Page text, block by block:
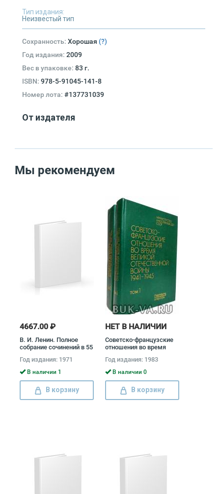
Тип издания:
Неизвестый тип
Сохранность: Хорошая (?)
Год издания: 2009
Вес в упаковке: 83 г.
ISBN: 978-5-91045-141-8
Номер лота: #137731039
От издателя
Мы рекомендуем
4667.00 ₽
В. И. Ленин. Полное
собрание сочинений в 55
Владимир Ленин
Год издания: 1971
В наличии 1
В корзину
НЕТ В НАЛИЧИИ
Советско-французские
отношения во время
войны 1941 - 1945
(комплект из 2 книг)
Год издания: 1983
В наличии 0
В корзину